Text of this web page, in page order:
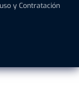
y Contratación